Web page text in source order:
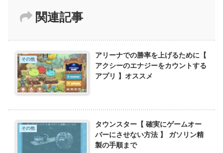
関連記事
その他
アリーナでの勝率を上げるために【
アクシーのエナジーをカウントする
アプリ 】オススメ
その他
タウンスター【 確実にゲームオー
バーにさせない方法 】 ガソリン精
製の手順まで